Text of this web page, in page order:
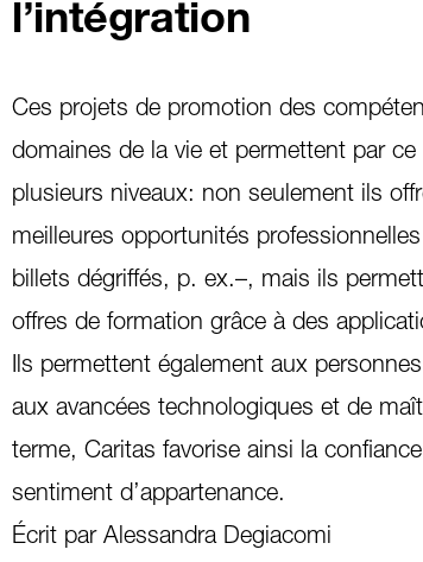
l’intégration
Ces projets de promotion des
domaines de la vie et permettent par
plusieurs niveaux: non seulement ils
meilleures opportunités
billets dégriffés, p. ex.–, mais ils
offres de formation grâce à des
Ils permettent également aux
aux avancées technologiques et de
terme, Caritas favorise ainsi la
sentiment d’appartenance.
Écrit par Alessandra Degiacomi